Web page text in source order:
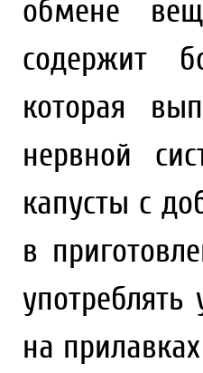
обмене
содержит
которая
нервной
капусты с
в
на